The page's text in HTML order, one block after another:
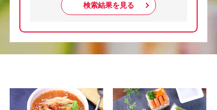
検索結果を見る